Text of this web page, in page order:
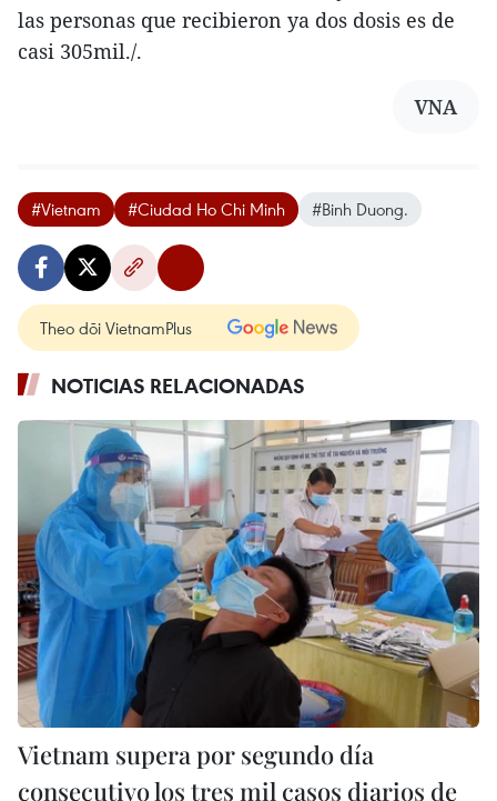
las personas que recibieron ya dos dosis es de
casi 305mil./.
VNA
#Vietnam #Ciudad Ho Chi Minh #Binh Duong.
Theo dõi VietnamPlus
NOTICIAS RELACIONADAS
Vietnam supera por segundo día
consecutivo los tres mil casos diarios de